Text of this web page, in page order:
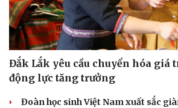
Đắk Lắk yêu cầu chuyển hóa giá
động lực tăng trưởng
Đoàn học sinh Việt Nam xuất sắc